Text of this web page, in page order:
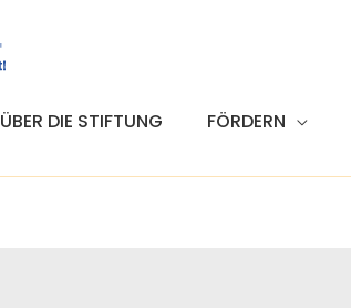
ÜBER DIE STIFTUNG FÖRDERN